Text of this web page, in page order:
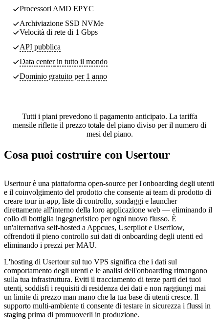
Processori AMD EPYC
Archiviazione SSD NVMe
Velocità di rete di 1 Gbps
API pubblica
Data centerin tutto il mondo
Dominio gratuito per 1 anno
Tutti i piani prevedono il pagamento anticipato. La tariffa
mensile riflette il prezzo totale del piano diviso per il numero di
mesi del piano.
Cosa puoi costruire con Usertour
Usertour è una piattaforma open-source per l'onboarding degli utenti
e il coinvolgimento del prodotto che consente ai team di prodotto di
creare tour in-app, liste di controllo, sondaggi e launcher
direttamente all'interno della loro applicazione web — eliminando il
collo di bottiglia ingegneristico per ogni nuovo flusso. È
un'alternativa self-hosted a Appcues, Userpilot e Userflow,
offrendoti il pieno controllo sui dati di onboarding degli utenti ed
eliminando i prezzi per MAU.
L'hosting di Usertour sul tuo VPS significa che i dati sul
comportamento degli utenti e le analisi dell'onboarding rimangono
sulla tua infrastruttura. Eviti il tracciamento di terze parti dei tuoi
utenti, soddisfi i requisiti di residenza dei dati e non raggiungi mai
un limite di prezzo man mano che la tua base di utenti cresce. Il
supporto multi-ambiente ti consente di testare in sicurezza i flussi in
staging prima di promuoverli in produzione.